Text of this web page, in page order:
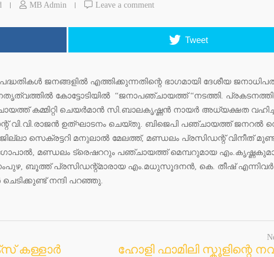
MB Admin Leave a comment
Tweet
ജനങ്ങളിൽ എത്തിക്കുന്നതിന്റെ ഭാഗമായി ദേശീയ
കോട്ടോടിയിൽ “ജനാപഞ്ചായത്ത് “നടത്തി.
കമ്മിറ്റി ചെയർമാൻ സി.ബാലകൃഷ്ണൻ നായർ അധ്യക്ഷത
വി.വി.രാജൻ ഉത്ഘാടനം ചെയ്തു. ബിജെപി പഞ്ചായത്ത് ജനറൽ
സെക്രട്ടറി മനുലാൽ മേലത്ത്, മണ്ഡലം പ്രസിഡന്റ്‌ വിനീത്
മണ്ഡലം ട്രെഷററും പഞ്ചായത്ത് മെമ്പറുമായ
ബൂത്ത്‌ പ്രസിഡന്റ്‌മാരായ എം.മധുസൂദനൻ, കെ. തീഷ് എന്നിവർ
നന്ദി പറഞ്ഞു.
കള്ളാർ
ഹോളി ഫാമിലി സ്കൂളിന്റെ